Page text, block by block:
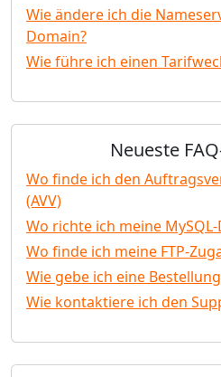
Wie ändere ich die
Domain?
Wie führe ich einen
Neueste
Wo finde ich den
(AVV)
Wo richte ich meine
Wo finde ich meine FTP-
Wie gebe ich eine
Wie kontaktiere ich den